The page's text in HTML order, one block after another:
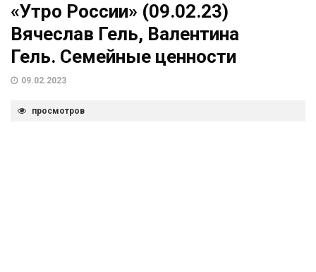
«Утро России» (09.02.23)
Вячеслав Гель, Валентина
Гель. Семейные ценности
09.02.2023
просмотров